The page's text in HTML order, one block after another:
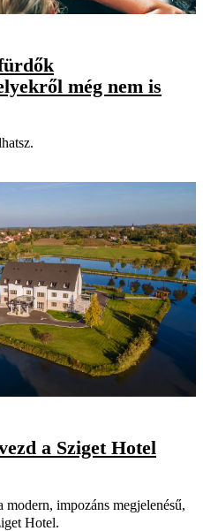
még nem is
a Sziget Hotel
impozáns megjelenésű,
Hotel.